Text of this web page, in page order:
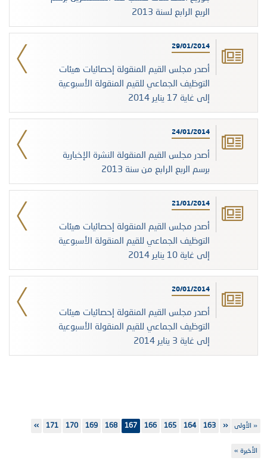
الربع الرابع لسنة 2013
29/01/2014
أصدر مجلس القيم المنقولة إحصائيات هيئات
التوظيف الجماعي للقيم المنقولة الأسبوعية
إلى غاية 17 يناير 2014
24/01/2014
أصدر مجلس القيم المنقولة النشرة الإخبارية
برسم الربع الرابع من سنة 2013
21/01/2014
أصدر مجلس القيم المنقولة إحصائيات هيئات
التوظيف الجماعي للقيم المنقولة الأسبوعية
إلى غاية 10 يناير 2014
20/01/2014
أصدر مجلس القيم المنقولة إحصائيات هيئات
التوظيف الجماعي للقيم المنقولة الأسبوعية
إلى غاية 3 يناير 2014
First
« الأولى
Previous
‹‹ الصفحة
163 الصفحة
164 الصفحة
165 الصفحة
166
167 الصفحة
168 الصفحة
169 الصفحة
170 الصفحة
171
Next
››
Last
الأخيرة »